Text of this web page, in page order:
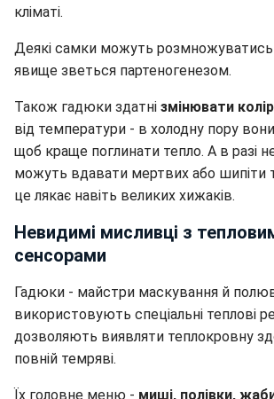
кліматі.
Деякі самки можуть розмножуватись
явище зветься партеногенезом.
Також гадюки здатні змінювати
від температури - в холодну пору
щоб краще поглинати тепло. А в разі
можуть вдавати мертвих або шипіти
це лякає навіть великих хижаків.
Невидимі мисливці з
сенсорами
Гадюки - майстри маскування й
використовують спеціальні теплові
дозволяють виявляти теплокровну
повній темряві.
Їх головне меню - миші, полівки,